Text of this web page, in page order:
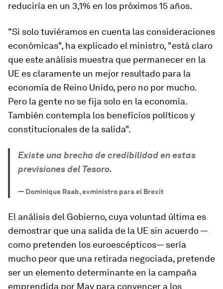
reduciría en un 3,1% en los próximos 15 años.
"Si solo tuviéramos en cuenta las consideraciones
económicas", ha explicado el ministro, "está claro
que este análisis muestra que permanecer en la
UE es claramente un mejor resultado para la
economía de Reino Unido, pero no por mucho.
Pero la gente no se fija solo en la economía.
También contempla los beneficios políticos y
constitucionales de la salida".
Existe una brecha de credibilidad en estas
previsiones del Tesoro.
— Dominique Raab, exministro para el Brexit
El análisis del Gobierno, cuya voluntad última es
demostrar que una salida de la UE sin acuerdo —
como pretenden los euroescépticos— sería
mucho peor que una retirada negociada, pretende
ser un elemento determinante en la campaña
emprendida por May para convencer a los